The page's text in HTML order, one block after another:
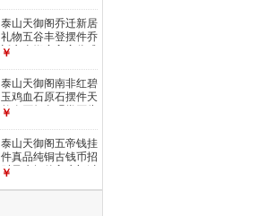
天官赐福五福款
泰山天御阁乔迁新居
礼物五谷丰登摆件乔
迁之喜搬家入宅仪式
【五谷丰登相框】6
寸胡桃木色+升级套
装
￥
泰山天御阁南非红碧
玉鸡血石原石摆件天
然奇石红色观赏石头
小号随机发货
￥
泰山天御阁五帝钱挂
件真品纯铜古钱币招
财风水摆件入户门过
￥